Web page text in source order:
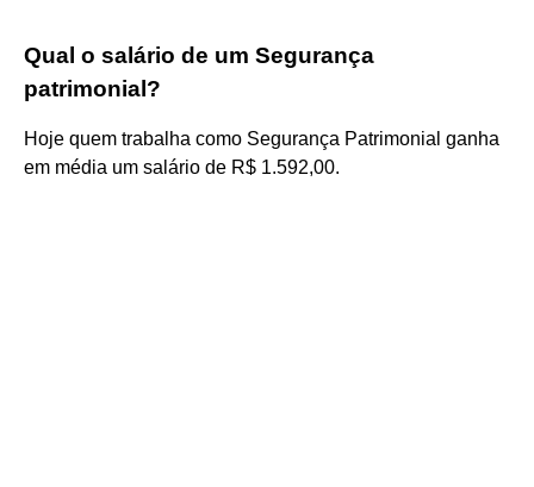
Qual o salário de um Segurança
patrimonial?
Hoje quem trabalha como Segurança Patrimonial ganha
em média um salário de R$ 1.592,00.